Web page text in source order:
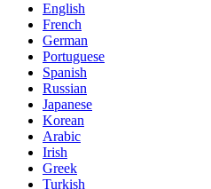
English
French
German
Portuguese
Spanish
Russian
Japanese
Korean
Arabic
Irish
Greek
Turkish